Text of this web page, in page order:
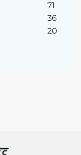
71
36
20